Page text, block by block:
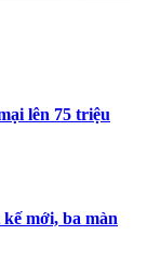
lên 75 triệu
mới, ba màn